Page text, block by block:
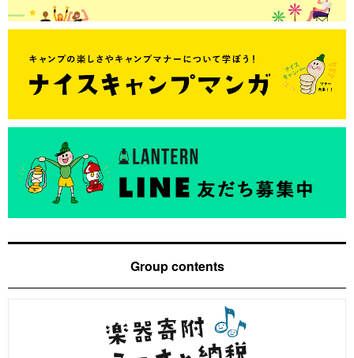
Group contents